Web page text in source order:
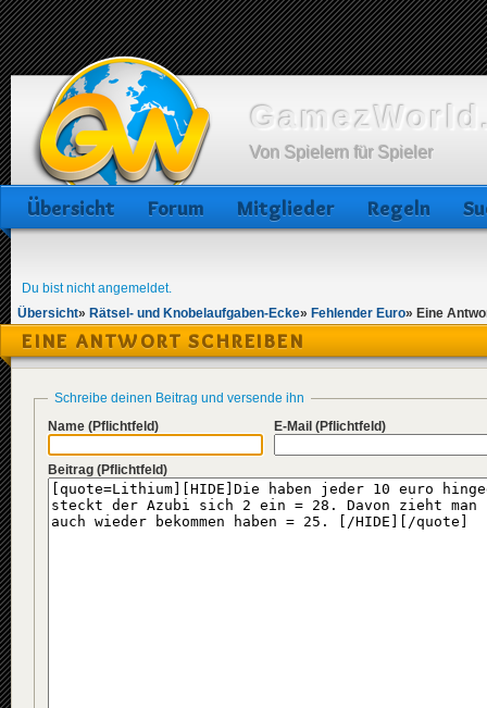
Von Spielern für Spieler
Übersicht Forum Mitglieder Regeln
Du bist nicht angemeldet.
Übersicht» Rätsel- und Knobelaufgaben-Ecke» Fehlender Euro» Eine
EINE ANTWORT SCHREIBEN
Schreibe deinen Beitrag und versende ihn
Name (Pflichtfeld) E-Mail (Pflichtfeld)
Beitrag (Pflichtfeld)